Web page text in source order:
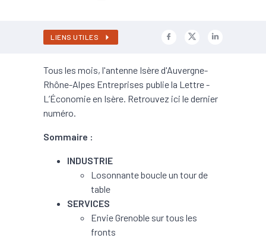
LIENS UTILES
Tous les mois, l'antenne Isère d'Auvergne-
Rhône-Alpes Entreprises publie la Lettre -
L’Économie en Isère. Retrouvez ici le dernier
numéro.
Sommaire :
INDUSTRIE
Losonnante boucle un tour de
table
SERVICES
Envie Grenoble sur tous les
fronts